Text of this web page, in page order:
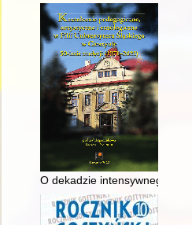
O dekadzie intensywnego